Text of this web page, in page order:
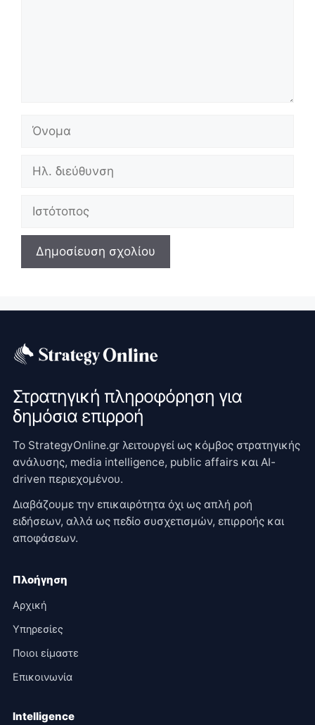
διεύθυνση
Στρατηγική πληροφόρηση για
δημόσια επιρροή
Το StrategyOnline.gr λειτουργεί ως κόμβος στρατηγικής
ανάλυσης, media intelligence, public affairs και AI-
driven περιεχομένου.
Διαβάζουμε την επικαιρότητα όχι ως απλή ροή
ειδήσεων, αλλά ως πεδίο συσχετισμών, επιρροής και
αποφάσεων.
Πλοήγηση
Αρχική
Υπηρεσίες
Ποιοι είμαστε
Επικοινωνία
Intelligence